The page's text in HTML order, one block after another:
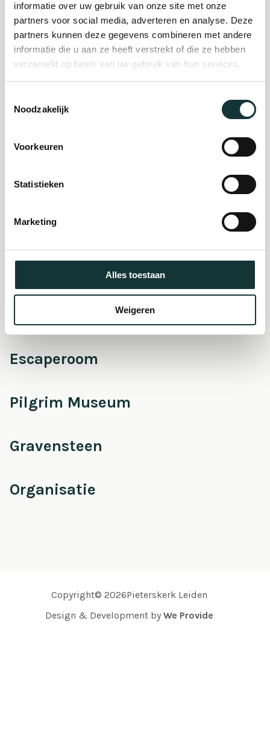
informatie over uw gebruik van onze site met onze
partners voor social media, adverteren en analyse. Deze
partners kunnen deze gegevens combineren met andere
informatie die u aan ze heeft verstrekt of die ze hebben
verzameld op basis van uw gebruik van hun services.
Noodzakelijk
Voorkeuren
Statistieken
Marketing
Alles toestaan
Weigeren
Evenement
organiseren
Steun ons
Auditie
De Pieterskerk als
Onderhoud &
Escaperoom
Pilgrim Museum
Gravensteen
Organisatie
Copyright© 2026Pieterskerk Leiden
Design & Development by We Provide